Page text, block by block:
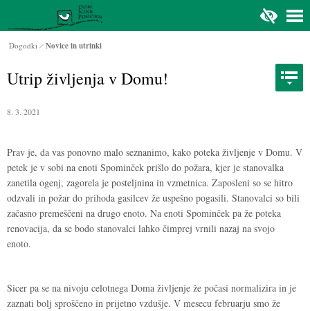
Dogodki Novice in utrinki
Utrip življenja v Domu!
8. 3. 2021
Prav je, da vas ponovno malo seznanimo, kako poteka življenje v Domu. V
petek je v sobi na enoti Spominček prišlo do požara, kjer je stanovalka
zanetila ogenj, zagorela je posteljnina in vzmetnica. Zaposleni so se hitro
odzvali in požar do prihoda gasilcev že uspešno pogasili. Stanovalci so bili
začasno premeščeni na drugo enoto. Na enoti Spominček pa že poteka
renovacija, da se bodo stanovalci lahko čimprej vrnili nazaj na svojo
enoto.
Sicer pa se na nivoju celotnega Doma življenje že počasi normalizira in je
zaznati bolj sproščeno in prijetno vzdušje. V mesecu februarju smo že